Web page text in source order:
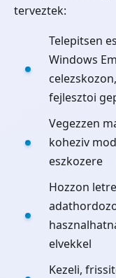
terveztek:
Telepitsen
Windows
fejlesztoi
Vegezzen
koheziv
eszkozere
Hozzon
elvekkel
Kezeli,